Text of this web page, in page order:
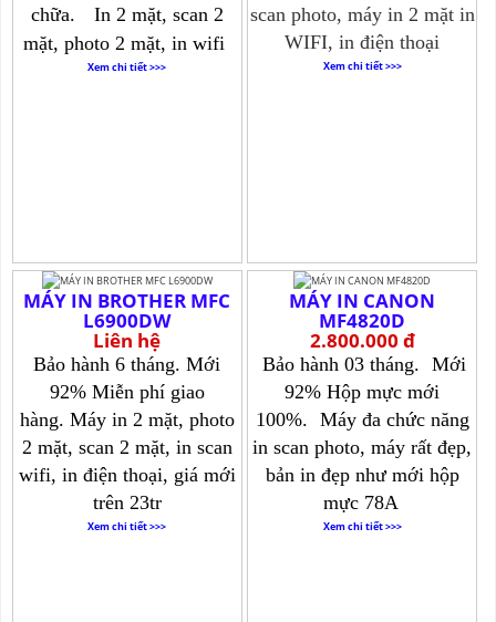
chữa.
In 2 mặt, scan 2
mặt, photo 2 mặt, in wifi
Xem chi tiết >>>
scan photo, máy in 2 mặt in
WIFI, in điện thoại
Xem chi tiết >>>
MÁY IN BROTHER MFC
L6900DW
Liên hệ
Bảo hành 6 tháng.Mới
92% Miễn phí giao
hàng. Máy in 2 mặt, photo
2 mặt, scan 2 mặt, in scan
wifi, in điện thoại, giá mới
trên 23tr
Xem chi tiết >>>
MÁY IN CANON
MF4820D
2.800.000 đ
Bảo hành 03 tháng. Mới
92% Hộp mực mới
100%. Máy đa chức năng
in scan photo, máy rất đẹp,
bản in đẹp như mới hộp
mực 78A
Xem chi tiết >>>